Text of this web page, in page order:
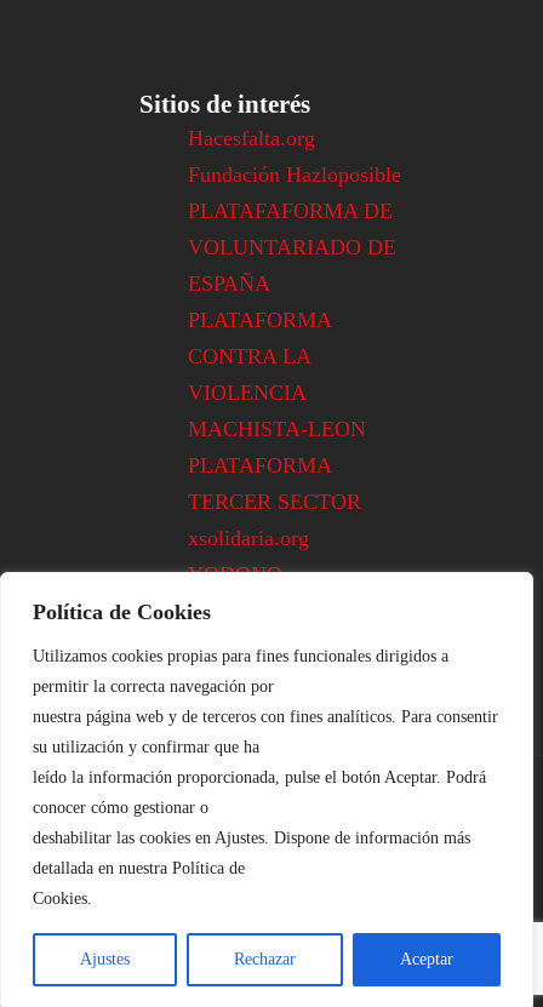
Política de Cookies
Utilizamos cookies propias para fines funcionales dirigidos a
permitir la correcta navegación por
nuestra página web y de terceros con fines analíticos. Para consentir
su utilización y confirmar que ha
leído la información proporcionada, pulse el botón Aceptar. Podrá
conocer cómo gestionar o
deshabilitar las cookies en Ajustes. Dispone de información más
detallada en nuestra Política de
Cookies.
Ajustes Rechazar Aceptar
Sitios de interés
Hacesfalta.org
Fundación Hazloposible
PLATAFAFORMA DE
VOLUNTARIADO DE
ESPAÑA
PLATAFORMA
CONTRA LA
VIOLENCIA
MACHISTA-LEON
PLATAFORMA
TERCER SECTOR
xsolidaria.org
YODONO
Aviso Legal::|::
Plataforma de Voluntariado de León ©